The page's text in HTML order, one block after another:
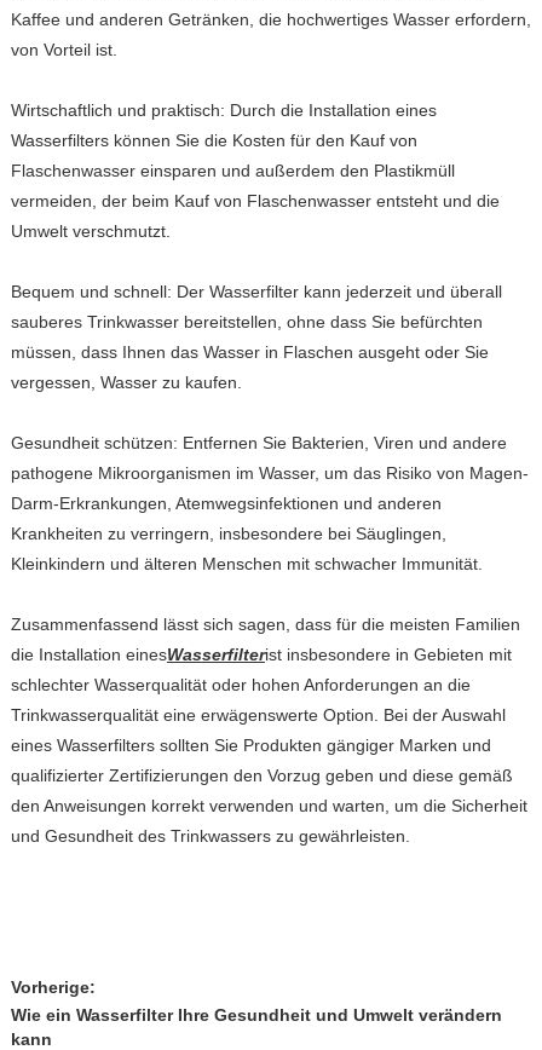
Kaffee und anderen Getränken, die hochwertiges Wasser erfordern,
von Vorteil ist.
Wirtschaftlich und praktisch: Durch die Installation eines
Wasserfilters können Sie die Kosten für den Kauf von
Flaschenwasser einsparen und außerdem den Plastikmüll
vermeiden, der beim Kauf von Flaschenwasser entsteht und die
Umwelt verschmutzt.
Bequem und schnell: Der Wasserfilter kann jederzeit und überall
sauberes Trinkwasser bereitstellen, ohne dass Sie befürchten
müssen, dass Ihnen das Wasser in Flaschen ausgeht oder Sie
vergessen, Wasser zu kaufen.
Gesundheit schützen: Entfernen Sie Bakterien, Viren und andere
pathogene Mikroorganismen im Wasser, um das Risiko von Magen-
Darm-Erkrankungen, Atemwegsinfektionen und anderen
Krankheiten zu verringern, insbesondere bei Säuglingen,
Kleinkindern und älteren Menschen mit schwacher Immunität.
Zusammenfassend lässt sich sagen, dass für die meisten Familien
die Installation einesWasserfilterist insbesondere in Gebieten mit
schlechter Wasserqualität oder hohen Anforderungen an die
Trinkwasserqualität eine erwägenswerte Option. Bei der Auswahl
eines Wasserfilters sollten Sie Produkten gängiger Marken und
qualifizierter Zertifizierungen den Vorzug geben und diese gemäß
den Anweisungen korrekt verwenden und warten, um die Sicherheit
und Gesundheit des Trinkwassers zu gewährleisten.
Vorherige:
Wie ein Wasserfilter Ihre Gesundheit und Umwelt verändern
kann